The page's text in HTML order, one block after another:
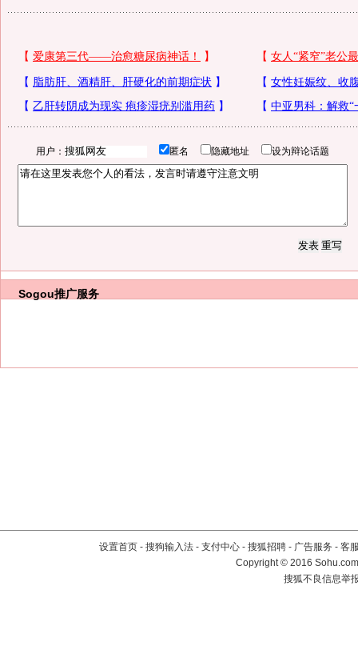
用户： 匿名 隐藏地址 设为辩论话题
Sogou推广服务
设置首页 - 搜狗输入法 - 支付中心 - 搜狐招聘 - 广告服务 - 客
Copyright©2016
搜狐不良信息举